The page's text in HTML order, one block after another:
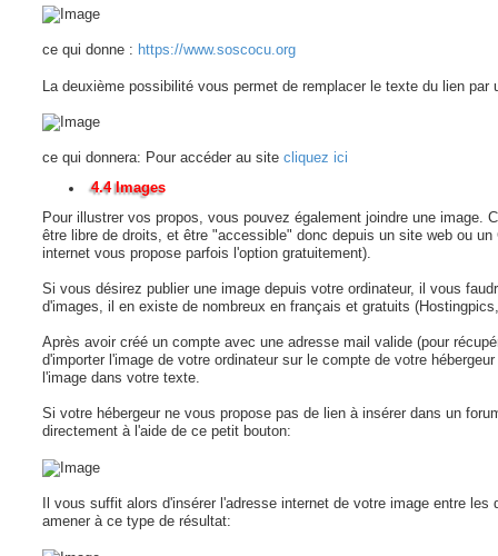
ce qui donne : https://www.soscocu.org
La deuxième possibilité vous permet de remplacer le texte du lien
ce qui donnera: Pour accéder au site cliquez ici
4.4 Images
Pour illustrer vos propos, vous pouvez également joindre une image.
être libre de droits, et être "accessible" donc depuis un site web ou
internet vous propose parfois l'option gratuitement).
Si vous désirez publier une image depuis votre ordinateur, il vous
d'images, il en existe de nombreux en français et gratuits
Après avoir créé un compte avec une adresse mail valide (pour
d'importer l'image de votre ordinateur sur le compte de votre
l'image dans votre texte.
Si votre hébergeur ne vous propose pas de lien à insérer dans un
directement à l'aide de ce petit bouton:
Il vous suffit alors d'insérer l'adresse internet de votre image entre
amener à ce type de résultat: